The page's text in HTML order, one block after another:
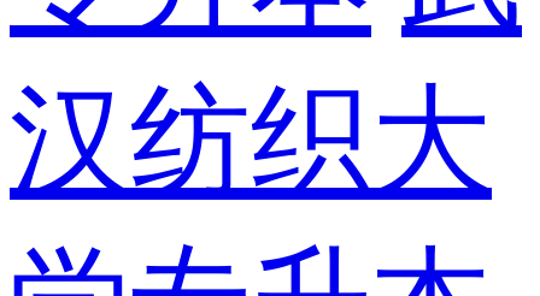
汉纺织大